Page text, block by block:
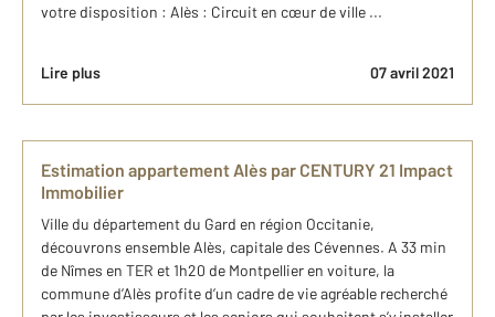
votre disposition : Alès : Circuit en cœur de ville ...
Lire plus 07 avril 2021
Estimation appartement Alès par CENTURY 21 Impact
Immobilier
Ville du département du Gard en région Occitanie,
découvrons ensemble Alès, capitale des Cévennes. A 33 min
de Nîmes en TER et 1h20 de Montpellier en voiture, la
commune d’Alès profite d’un cadre de vie agréable recherché